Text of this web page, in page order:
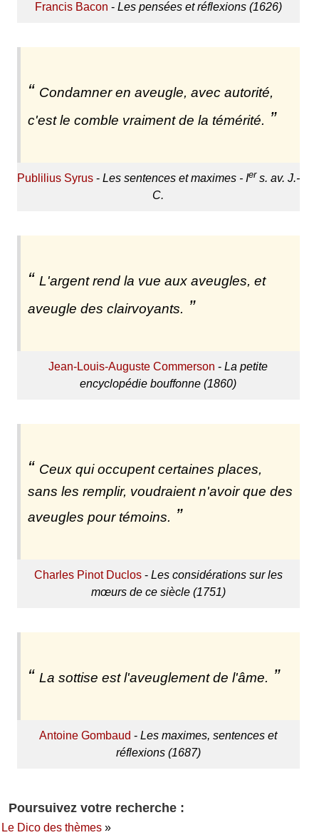
Francis Bacon - Les pensées et réflexions (1626)
Condamner en aveugle, avec autorité,
c'est le comble vraiment de la témérité.
Publilius Syrus- Les sentences et maximes - Iers. av. J.-
C.
L'argent rend la vue aux aveugles, et
aveugle des clairvoyants.
Jean-Louis-Auguste Commerson -La petite
encyclopédie bouffonne (1860)
Ceux qui occupent certaines places,
sans les remplir, voudraient n'avoir que des
aveugles pour témoins.
Charles Pinot Duclos- Les considérations sur les
mœurs de ce siècle (1751)
La sottise est l'aveuglement de l'âme.
Antoine Gombaud -Les maximes, sentences et
réflexions (1687)
Poursuivez votre recherche :
Le Dico des thèmes»